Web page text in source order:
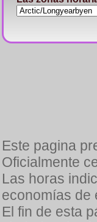
Este pagina
Oficialmente
Las horas
economías de
El fin de esta